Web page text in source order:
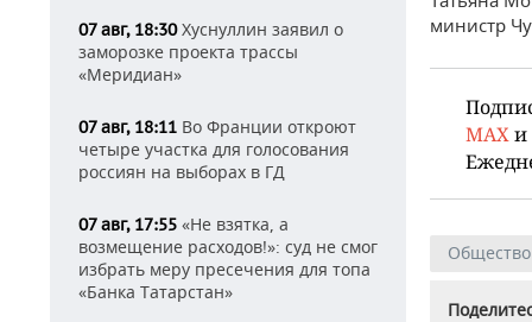
07 авг, 18:30Хуснуллин заявил о
заморозке проекта трассы
«Меридиан»
07 авг, 18:11 Во Франции откроют
четыре участка для голосования
россиян на выборах в ГД
07 авг, 17:55 «Не взятка, а
возмещение расходов!»: суд не смог
избрать меру пресечения для топа
«Банка Татарстан»
министр
MAX и
Общество